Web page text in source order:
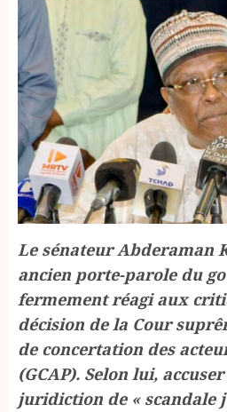
Le sénateur Abderaman
ancien porte-parole du
fermement réagi aux
décision de la Cour
de concertation des
(GCAP). Selon lui,
juridiction de « scandale